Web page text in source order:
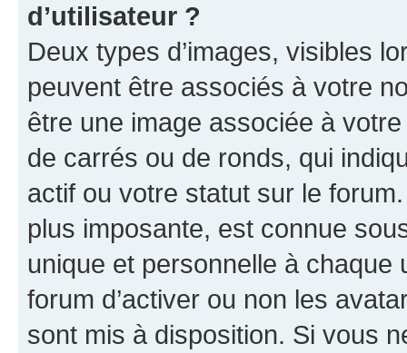
d’utilisateur ?
Deux types d’images, visibles
peuvent être associés à votre
être une image associée à
de carrés ou de ronds, qui
actif ou votre statut sur le
plus imposante, est connue
unique et personnelle à chaque
forum d’activer ou non les
sont mis à disposition. Si vous